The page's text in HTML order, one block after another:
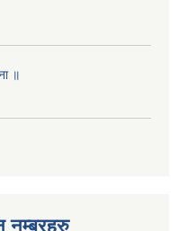
॥
नम्बरहरु